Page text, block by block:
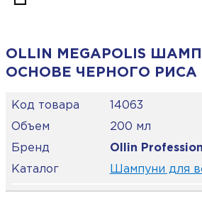
OLLIN MEGAPOLIS
ОСНОВЕ ЧЕРНОГО РИСА
Код товара
14063
Объем
200 мл
Бренд
Ollin
Каталог
Шампуни для